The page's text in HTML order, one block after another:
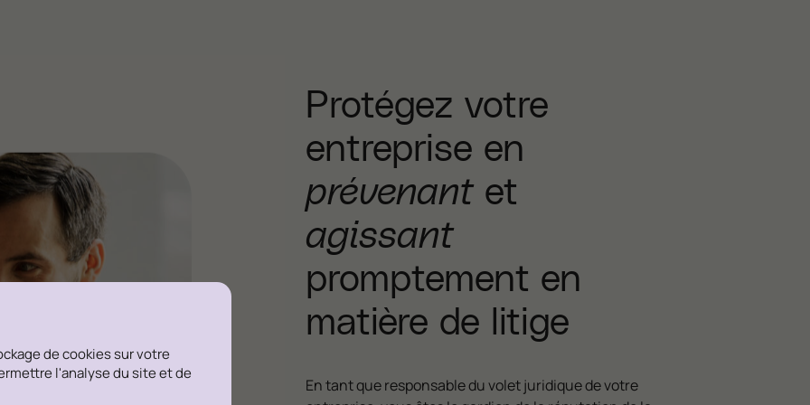
de cookies sur votre
l'analyse du site et de
Protégez votre
entreprise en
prévenantet
agissant
promptement en
matière de litige
En tant que responsable du volet juridique de votre